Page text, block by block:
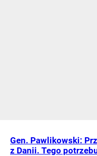
Gen. Pawlikowski:
z Danii. Tego